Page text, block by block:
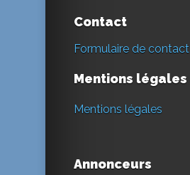
Contact
Formulaire de contact
Mentions légales
Mentions légales
Annonceurs